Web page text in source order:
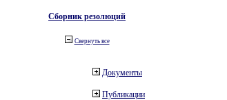
Сборник резолюций
Свернуть все
Документы
Публикации